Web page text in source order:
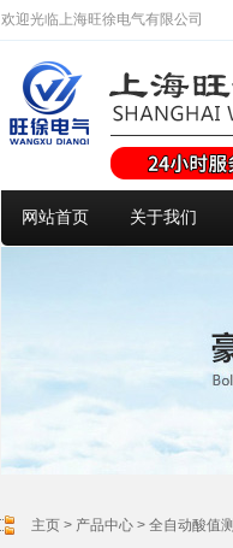
欢迎光临上海旺徐电气有限公司
网站首页 关于我们
主页 > 产品中心 > 全自动酸值